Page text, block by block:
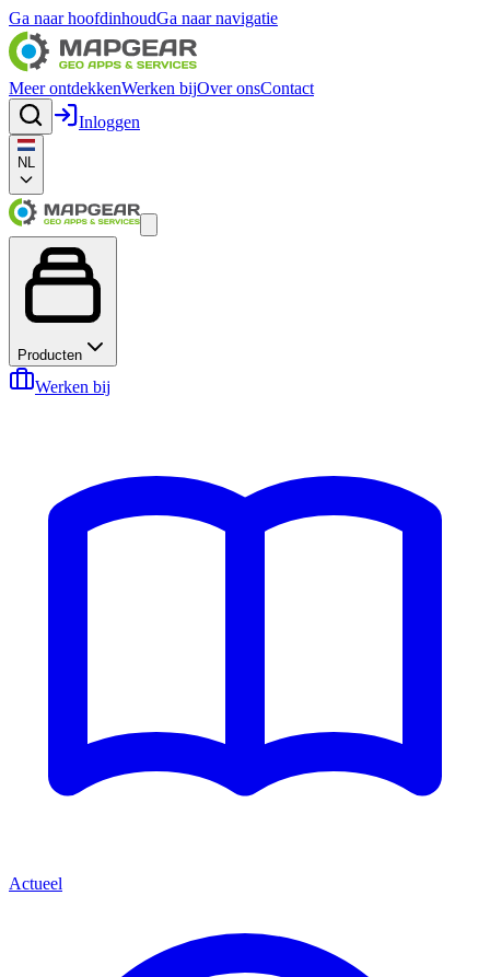
Ga naar hoofdinhoudGa naar navigatie
Meer ontdekkenWerken bijOver onsContact
Inloggen
NL
Producten
Werken bij
Actueel